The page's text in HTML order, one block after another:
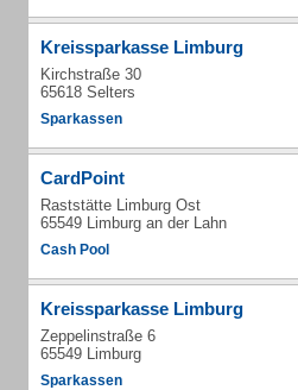
Kreissparkasse Limburg
Kirchstraße 30
65618 Selters
Sparkassen
CardPoint
Raststätte Limburg Ost
65549 Limburg an der Lahn
Cash Pool
Kreissparkasse Limburg
Zeppelinstraße 6
65549 Limburg
Sparkassen